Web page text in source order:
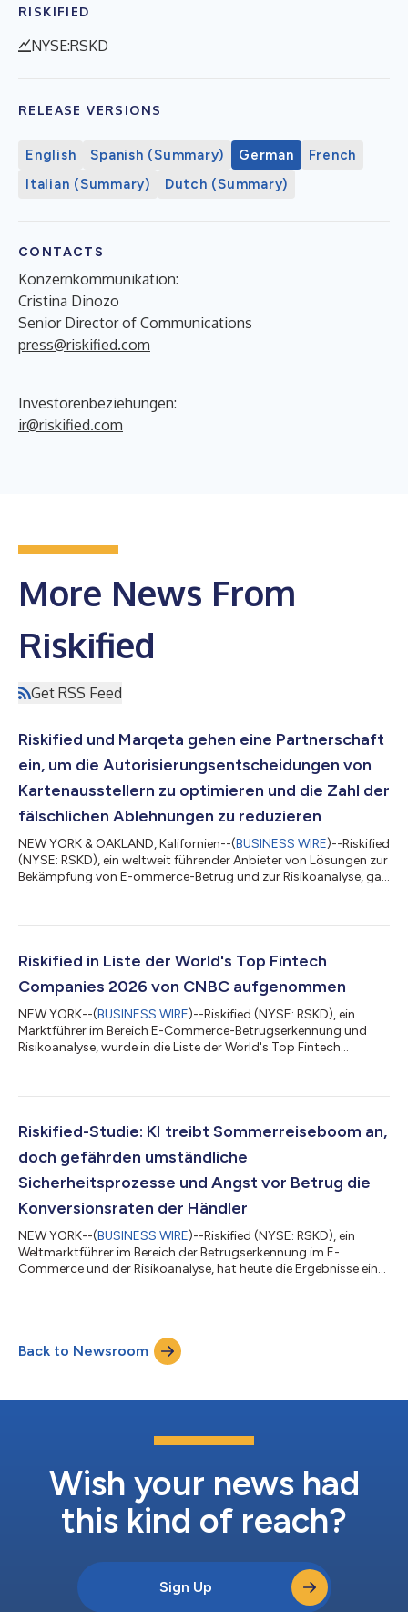
RISKIFIED
NYSE:RSKD
RELEASE VERSIONS
English Spanish (Summary) German
French
Italian (Summary)
Dutch (Summary)
CONTACTS
Konzernkommunikation:
Cristina Dinozo
Senior Director of Communications
press@riskified.com
Investorenbeziehungen:
ir@riskified.com
More News From
Riskified
Get RSS Feed
Riskified und Marqeta gehen eine Partnerschaft
ein, um die Autorisierungsentscheidungen von
Kartenausstellern zu optimieren und die Zahl der
fälschlichen Ablehnungen zu reduzieren
NEW YORK & OAKLAND, Kalifornien--(BUSINESS WIRE)--Riskified
(NYSE: RSKD), ein weltweit führender Anbieter von Lösungen zur
Bekämpfung von E-ommerce-Betrug und zur Risikoanalyse, gab
Kartenausstellern auf der Marqeta-Plattform Zugang zu den
zu ermöglichen. Die Integration hilft Emittenten dabei, genauere
Riskified in Liste der World's Top Fintech
Companies 2026 von CNBC aufgenommen
NEW YORK--(BUSINESS WIRE)--Riskified (NYSE: RSKD), ein
Marktführer im Bereich E-Commerce-Betrugserkennung und
Risikoanalyse, wurde in die Liste der World's Top Fintech
veröffentlicht wird, wird von CNBC in Zusammenarbeit mit
Firma, erstellt. Sie wurde am 22. Juli 2026 bekanntgegeben und
Riskified-Studie: KI treibt Sommerreiseboom an,
doch gefährden umständliche
Sicherheitsprozesse und Angst vor Betrug die
Konversionsraten der Händler
NEW YORK--(BUSINESS WIRE)--Riskified (NYSE: RSKD), ein
Weltmarktführer im Bereich der Betrugserkennung im E-
Commerce und der Risikoanalyse, hat heute die Ergebnisse einer
sowie ihrem Vertrauen in digitale und KI-gestützte Reisetools
befasste. Die unter mehr als 4.000 Verbrauchern in den USA, im
Vereinigten Königreich, in China,...
Back to Newsroom
Wish your news had
this kind of reach?
Sign Up